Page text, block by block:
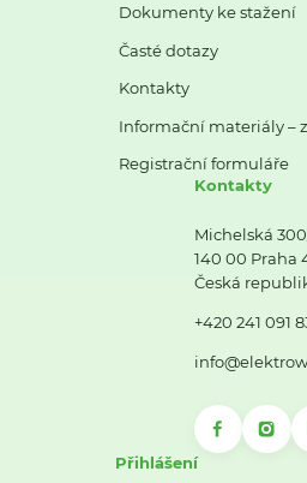
Dokumenty ke stažení
Časté dotazy
Kontakty
Informační materiály –
Registrační formuláře
Kontakty
Michelská
140 00 Praha
Česká
+420 241 091
Přihlášení